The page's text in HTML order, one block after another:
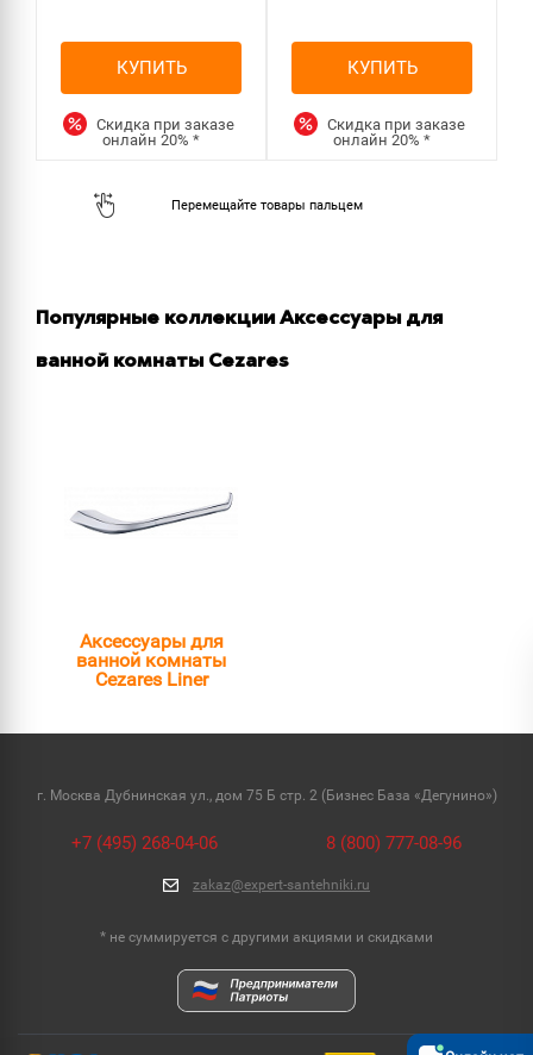
КУПИТЬ
Скидка при заказе
онлайн20%*
КУПИТЬ
Скидка при заказе
онлайн20%*
Популярные коллекции Аксессуары для
ванной комнаты Cezares
Аксессуары для
ванной комнаты
Cezares Liner
г. Москва Дубнинская ул., дом 75 Б стр. 2 (Бизнес База «Дегунино»)
+7 (495) 268-04-06 8 (800) 777-08-96
zakaz@expert-santehniki.ru
* не суммируется с другими акциями и скидками